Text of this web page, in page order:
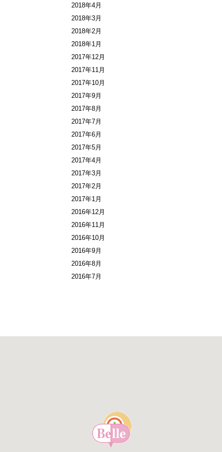
2018年4月
2018年3月
2018年2月
2018年1月
2017年12月
2017年11月
2017年10月
2017年9月
2017年8月
2017年7月
2017年6月
2017年5月
2017年4月
2017年3月
2017年2月
2017年1月
2016年12月
2016年11月
2016年10月
2016年9月
2016年8月
2016年7月